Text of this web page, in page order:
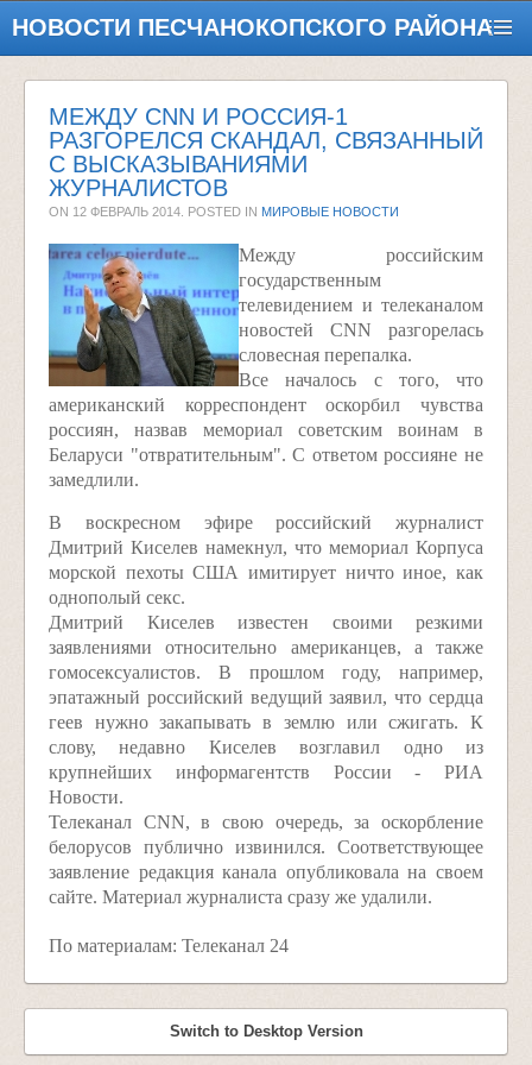
НОВОСТИ ПЕСЧАНОКОПСКОГО РАЙОНА
МЕЖДУ CNN И РОССИЯ-1
РАЗГОРЕЛСЯ СКАНДАЛ, СВЯЗАННЫЙ
С ВЫСКАЗЫВАНИЯМИ
ЖУРНАЛИСТОВ
ON 12 ФЕВРАЛЬ 2014 . POSTED IN МИРОВЫЕ НОВОСТИ
Между российским
государственным
телевидением и телеканалом
новостей CNN разгорелась
словесная перепалка.
Все началось с того, что
американский корреспондент оскорбил чувства
россиян, назвав мемориал советским воинам в
Беларуси "отвратительным". С ответом россияне не
замедлили.
В воскресном эфире российский журналист
Дмитрий Киселев намекнул, что мемориал Корпуса
морской пехоты США имитирует ничто иное, как
однополый секс.
Дмитрий Киселев известен своими резкими
заявлениями относительно американцев, а также
гомосексуалистов. В прошлом году, например,
эпатажный российский ведущий заявил, что сердца
геев нужно закапывать в землю или сжигать. К
слову, недавно Киселев возглавил одно из
крупнейших информагентств России - РИА
Новости.
Телеканал CNN, в свою очередь, за оскорбление
белорусов публично извинился. Соответствующее
заявление редакция канала опубликовала на своем
сайте. Материал журналиста сразу же удалили.
По материалам: Телеканал 24
Switch to Desktop Version